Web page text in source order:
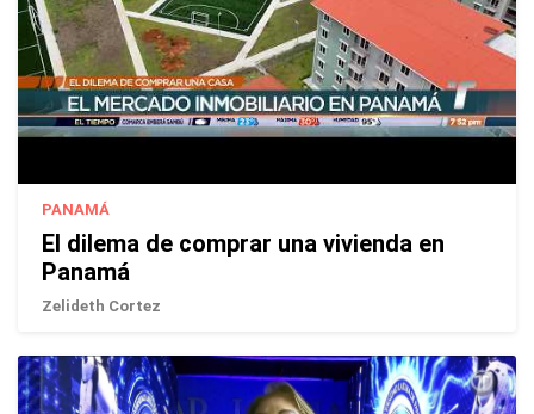
PANAMÁ
El dilema de comprar una vivienda en
Panamá
Zelideth Cortez